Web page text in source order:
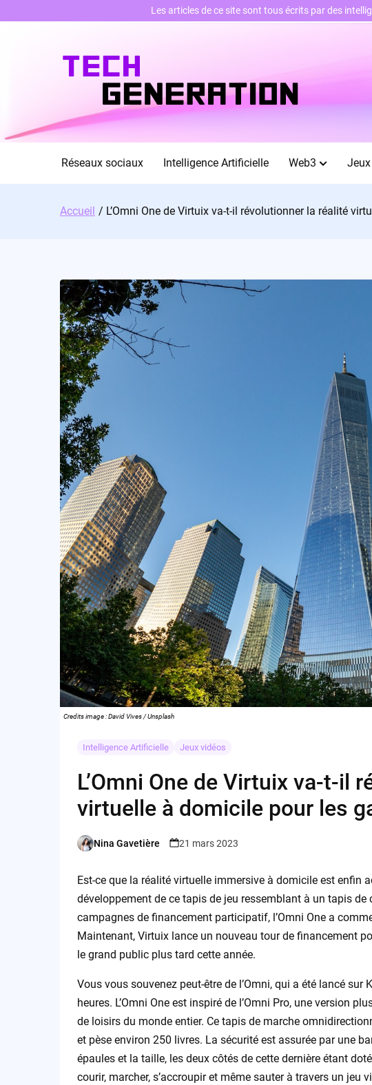
Réseaux sociaux Intelligence Artificielle Web3
Accueil L’Omni One de Virtuix va-t-il révolutionner la réalité
Credits image : David Vives / Unsplash
Intelligence Artificielle Jeux vidéos
L’Omni One de Virtuix va-t-il
virtuelle à domicile pour les
Posted
Nina Gavetière 21 mars 2023
Est-ce que la réalité virtuelle immersive à domicile est enfin
développement de ce tapis de jeu ressemblant à un tapis de
campagnes de financement participatif, l’Omni One a
Maintenant, Virtuix lance un nouveau tour de financement
le grand public plus tard cette année.
Vous vous souvenez peut-être de l’Omni, qui a été lancé
heures. L’Omni One est inspiré de l’Omni Pro, une version
de loisirs du monde entier. Ce tapis de marche
et pèse environ 250 livres. La sécurité est assurée par une
épaules et la taille, les deux côtés de cette dernière étant
courir, marcher, s’accroupir et même sauter à travers un jeu
Les articles de ce site sont tous écrits par des